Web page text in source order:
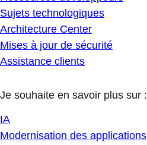
Sujets technologiques
Architecture Center
Mises à jour de sécurité
Assistance clients
Je souhaite en savoir plus sur :
IA
Modernisation des applications